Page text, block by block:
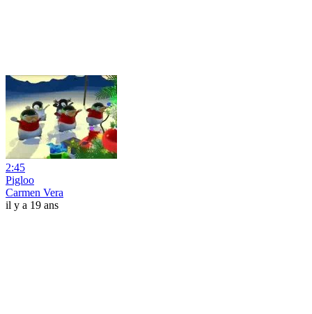
2:45
Pigloo
Carmen Vera
il y a 19 ans